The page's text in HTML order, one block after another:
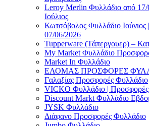
Leroy Merlin Φυλλάδιο από
Ιούλιος
Κωτσόβολος Φυλλάδιο
07/06/2026
Tupperware (Τάπεργουερ) –
My Market Φυλλάδιο
Market In Φυλλάδιο
ΕΛΟΜΑΣ ΠΡΟΣΦΟΡΕΣ
Γαλαξίας Προσφορές Φυλλάδιο
VICKO Φυλλάδιο |
Discount Markt Φυλλάδιο
JYSK Φυλλάδιο
Διάφανο Προσφορές Φυλλάδιο